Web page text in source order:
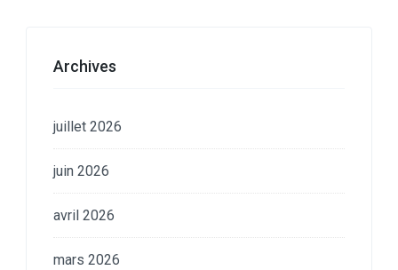
Archives
juillet 2026
juin 2026
avril 2026
mars 2026